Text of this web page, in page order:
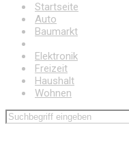
Startseite
Auto
Baumarkt
Elektronik
Freizeit
Haushalt
Wohnen